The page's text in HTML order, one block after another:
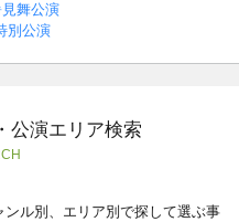
舞公演
別公演
公演エリア検索
ル別、エリア別で探して選ぶ事